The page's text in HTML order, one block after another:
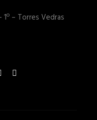
1º – Torres Vedras